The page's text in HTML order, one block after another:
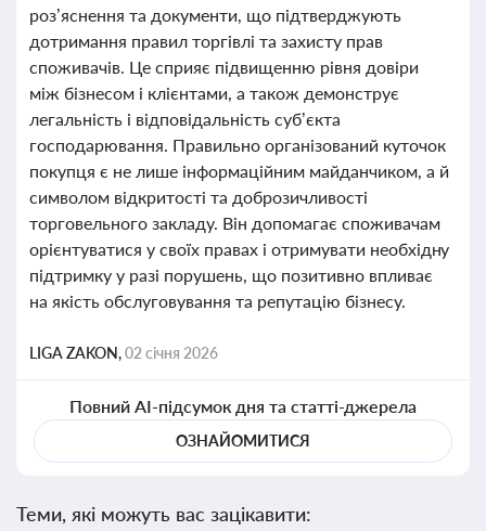
роз’яснення та документи, що підтверджують
дотримання правил торгівлі та захисту прав
споживачів. Це сприяє підвищенню рівня довіри
між бізнесом і клієнтами, а також демонструє
легальність і відповідальність суб’єкта
господарювання. Правильно організований куточок
покупця є не лише інформаційним майданчиком, а й
символом відкритості та доброзичливості
торговельного закладу. Він допомагає споживачам
орієнтуватися у своїх правах і отримувати необхідну
підтримку у разі порушень, що позитивно впливає
на якість обслуговування та репутацію бізнесу.
LIGA ZAKON,02 січня 2026
Повний AI-підсумок дня та статті-джерела
ОЗНАЙОМИТИСЯ
Теми, які можуть вас зацікавити: